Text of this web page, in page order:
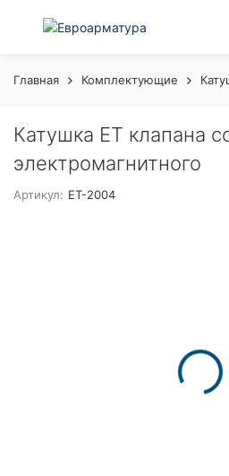
Главная Комплектующие
Катушка ET клапана
электромагнитного
Артикул: ET-2004